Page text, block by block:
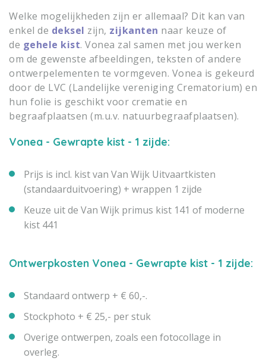
Welke mogelijkheden zijn er allemaal? Dit kan van
enkel de deksel zijn, zijkanten naar keuze of
de gehele kist. Vonea zal samen met jou werken
om de gewenste afbeeldingen, teksten of andere
ontwerpelementen te vormgeven. Vonea is gekeurd
door de LVC (Landelijke vereniging Crematorium) en
hun folie is geschikt voor crematie en
begraafplaatsen (m.u.v. natuurbegraafplaatsen).
Vonea - Gewrapte kist - 1 zijde:
Prijs is incl. kist van Van Wijk Uitvaartkisten
(standaarduitvoering) + wrappen 1 zijde
Keuze uit de Van Wijk primus kist 141 of moderne
kist 441
Ontwerpkosten Vonea - Gewrapte kist - 1 zijde:
Standaard ontwerp + € 60,-.
Stockphoto + € 25,- per stuk
Overige ontwerpen, zoals een fotocollage in
overleg.